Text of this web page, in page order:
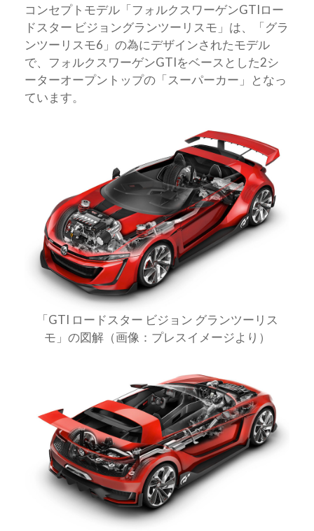
コンセプトモデル「フォルクスワーゲンGTIロー
ドスター ビジョングランツーリスモ」は、「グラ
ンツーリスモ6」の為にデザインされたモデル
で、フォルクスワーゲンGTIをベースとした2シ
ーターオープントップの「スーパーカー」となっ
ています。
「GTI ロードスター ビジョン グランツーリス
モ」の図解（画像：プレスイメージより）